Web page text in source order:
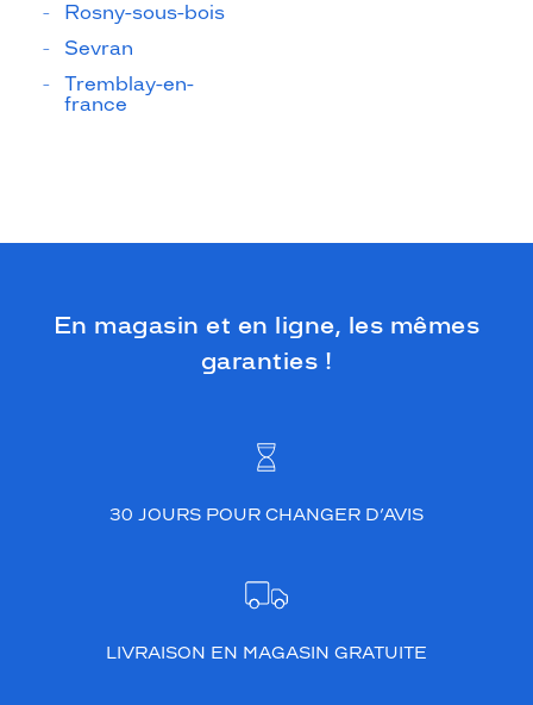
Rosny-sous-bois
Sevran
Tremblay-en-
france
En magasin et en ligne, les mêmes
garanties !
30 JOURS POUR CHANGER D’AVIS
LIVRAISON EN MAGASIN GRATUITE